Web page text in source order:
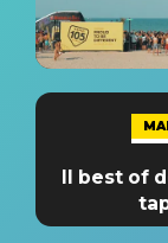
Il best of